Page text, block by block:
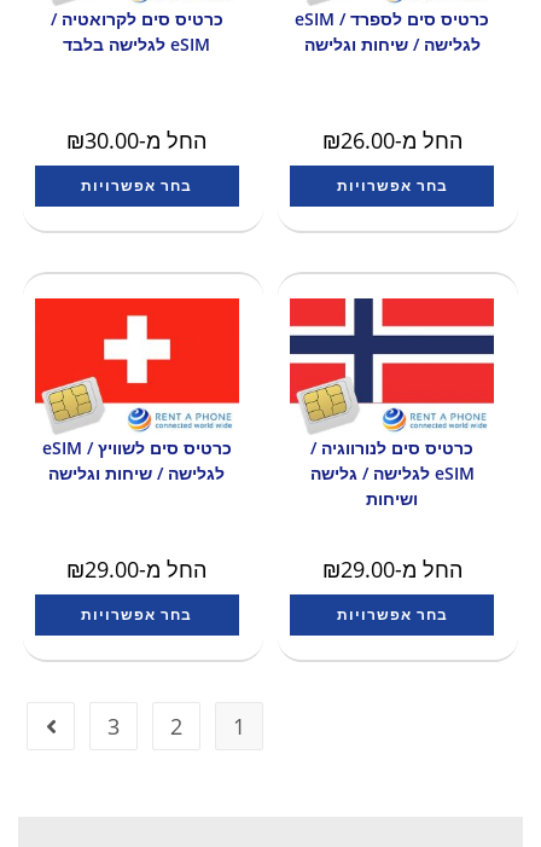
כרטיס סים לספרד / eSIM
לגלישה / שיחות וגלישה
החל מ- ₪26.00
בחר אפשרויות
כרטיס סים לקרואטיה /
eSIM לגלישה בלבד
החל מ- ₪30.00
בחר אפשרויות
כרטיס סים לנורווגיה /
eSIM לגלישה / גלישה
ושיחות
החל מ- ₪29.00
בחר אפשרויות
כרטיס סים לשוויץ / eSIM
לגלישה / שיחות וגלישה
החל מ- ₪29.00
בחר אפשרויות
1
2
3